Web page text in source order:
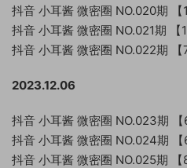
抖音 小耳酱 微密圈 NO.020期 【
抖音 小耳酱 微密圈 NO.021期 【
抖音 小耳酱 微密圈 NO.022期 【
2023.12.06
抖音 小耳酱 微密圈 NO.023期 【
抖音 小耳酱 微密圈 NO.024期 【
抖音 小耳酱 微密圈 NO.025期 【